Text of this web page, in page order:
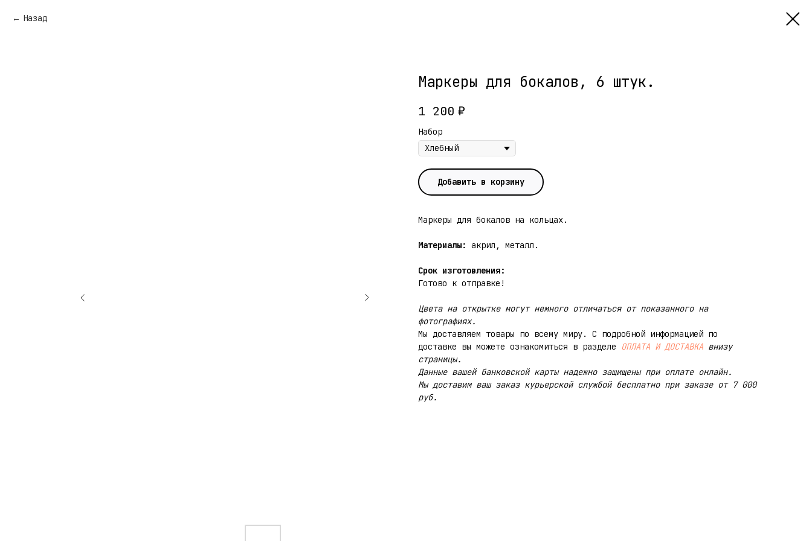
Назад
Маркеры для бокалов, 6 штук.
1 200 ₽
Набор
Добавить в корзину
Маркеры для бокалов на кольцах.
Материалы: акрил, металл.
Срок изготовления:
Готово к отправке!
Цвета на открытке могут немного отличаться от показанного на
фотографиях.
Мы доставляем товары по всему миру. С подробной информацией по
доставке вы можете ознакомиться в разделе
ОПЛАТА И ДОСТАВКА внизу
страницы.
Данные вашей банковской карты надежно защищены при оплате онлайн.
Мы доставим ваш заказ курьерской службой бесплатно при заказе от 7 000
руб.